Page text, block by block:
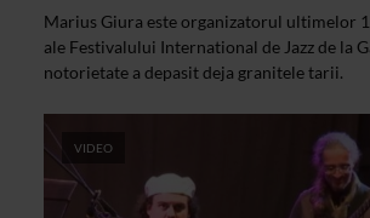
Marius Giura este organizatorul ultimelor
ale Festivalului International de Jazz de la
notorietate a depasit deja granitele tarii.
VIDEO